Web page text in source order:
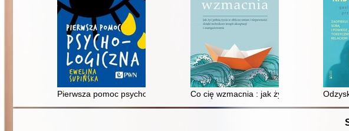
Pierwsza pomoc psychologiczna : jak wspierać osoby w kryzysie
Co cię wzmacnia : jak żyć pełnią życia w